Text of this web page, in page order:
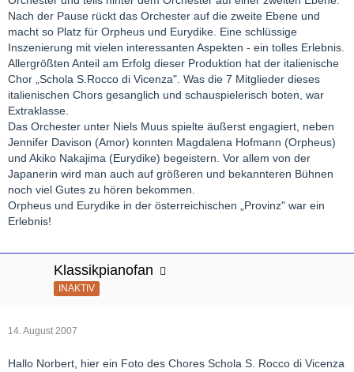
Nach der Pause rückt das Orchester auf die zweite Ebene und
macht so Platz für Orpheus und Eurydike. Eine schlüssige
Inszenierung mit vielen interessanten Aspekten - ein tolles Erlebnis.
Allergrößten Anteil am Erfolg dieser Produktion hat der italienische
Chor „Schola S.Rocco di Vicenza". Was die 7 Mitglieder dieses
italienischen Chors gesanglich und schauspielerisch boten, war
Extraklasse.
Das Orchester unter Niels Muus spielte äußerst engagiert, neben
Jennifer Davison (Amor) konnten Magdalena Hofmann (Orpheus)
und Akiko Nakajima (Eurydike) begeistern. Vor allem von der
Japanerin wird man auch auf größeren und bekannteren Bühnen
noch viel Gutes zu hören bekommen.
Orpheus und Eurydike in der österreichischen „Provinz" war ein
Erlebnis!
Klassikpianofan
INAKTIV
14. August 2007
Hallo Norbert, hier ein Foto des Chores Schola S. Rocco di Vicenza